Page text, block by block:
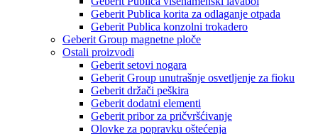
Geberit Publica korita za odlaganje otpada
Geberit Publica konzolni trokadero
Geberit Group magnetne ploče
Ostali proizvodi
Geberit setovi nogara
Geberit Group unutrašnje osvetljenje za fioku
Geberit držači peškira
Geberit dodatni elementi
Geberit pribor za pričvršćivanje
Olovke za popravku oštećenja